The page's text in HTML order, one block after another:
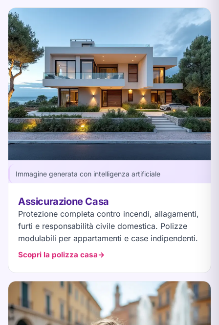
Immagine generata con intelligenza artificiale
Assicurazione Casa
Protezione completa contro incendi, allagamenti,
furti e responsabilità civile domestica. Polizze
modulabili per appartamenti e case indipendenti.
Scopri la polizza casa